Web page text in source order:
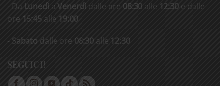
- Da Lunedì a Venerdì dalle ore 08:30 alle 12:30 e dalle
ore 15:45 alle 19:00
- Sabato dalle ore 08:30 alle 12:30
SEGUICI!